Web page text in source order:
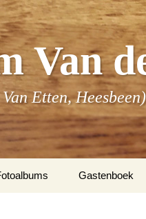
Van
Etten, Heesbeen)
Gastenboek